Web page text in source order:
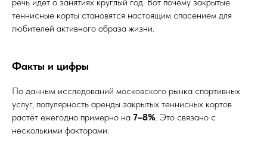
теннисные корты становятся настоящим спасением для
любителей активного образа жизни.
Факты и цифры
По данным исследований московского рынка спортивных
услуг, популярность аренды закрытых теннисных кортов
растёт ежегодно примерно на 7–8%. Это связано с
несколькими факторами: